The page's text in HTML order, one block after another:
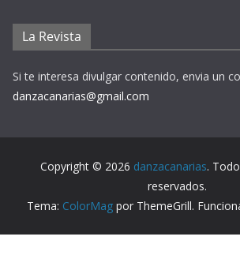
La Revista
Si te interesa divulgar contenido, envia un
danzacanarias@gmail.com
Copyright © 2026 danzacanarias.
reservados.
Tema: ColorMagpor ThemeGrill.